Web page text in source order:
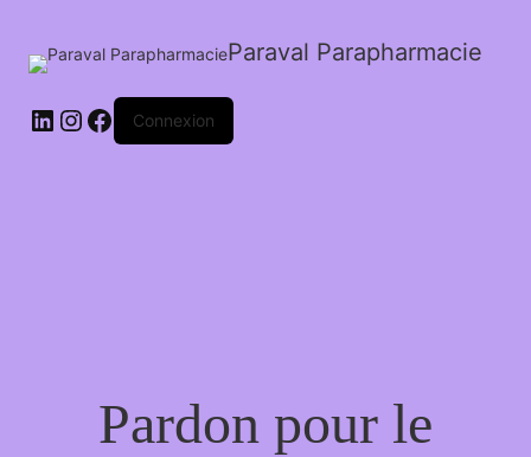
Paraval Parapharmacie
LinkedIn
Instagram
FacebookConnexion
Pardon pour le